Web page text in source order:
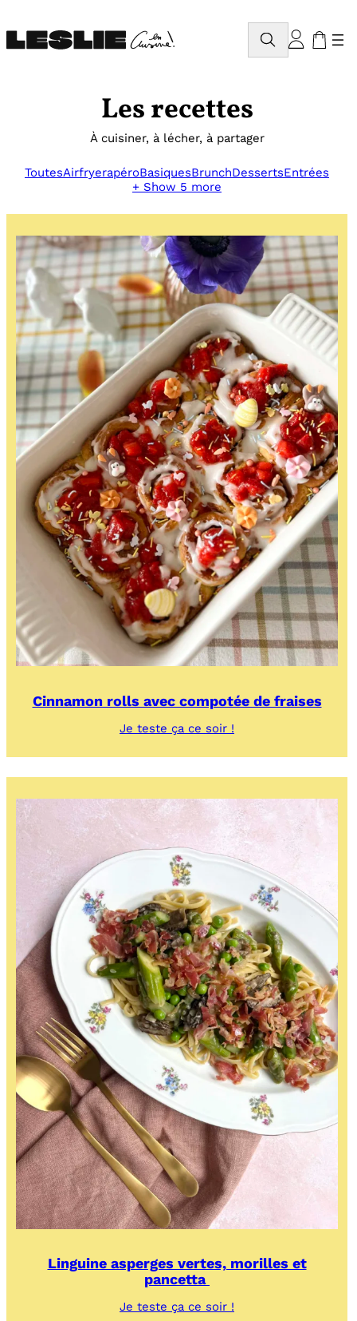
au
contenu
Rechercher
Les recettes
À cuisiner, à lécher, à partager
ToutesAirfryerapéroBasiquesBrunchDessertsEntrées
+ Show 5 more
Cinnamon rolls avec compotée de fraises
Je teste ça ce soir !
rolls
de
fraises
Linguine asperges vertes, morilles et
pancetta
Je teste ça ce soir !